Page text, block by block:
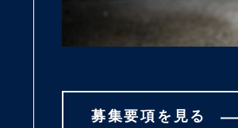
募集要項を見る